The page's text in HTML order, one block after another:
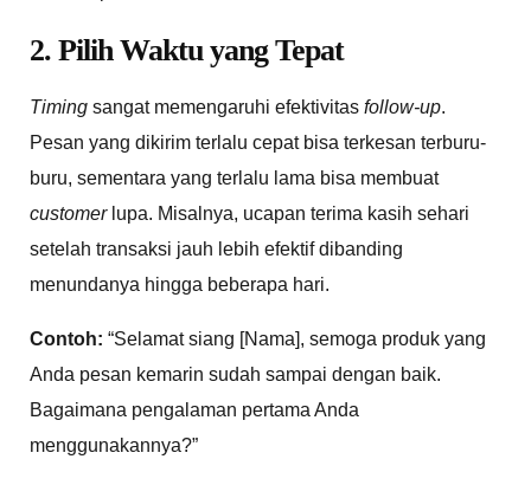
2. Pilih Waktu yang Tepat
Timing sangat memengaruhi efektivitas follow-up.
Pesan yang dikirim terlalu cepat bisa terkesan terburu-
buru, sementara yang terlalu lama bisa membuat
customerlupa. Misalnya, ucapan terima kasih sehari
setelah transaksi jauh lebih efektif dibanding
menundanya hingga beberapa hari.
Contoh: “Selamat siang [Nama], semoga produk yang
Anda pesan kemarin sudah sampai dengan baik.
Bagaimana pengalaman pertama Anda
menggunakannya?”